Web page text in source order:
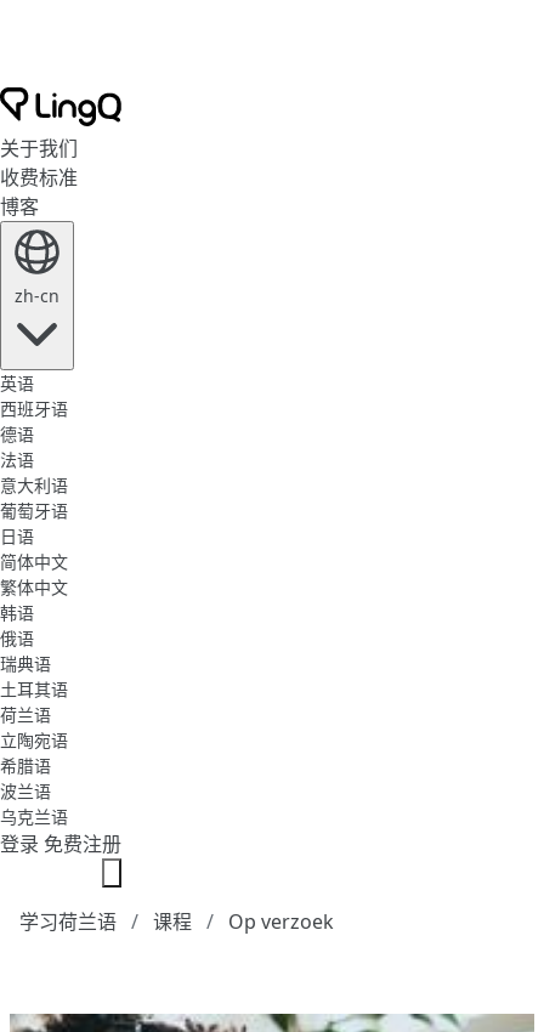
关于我们
收费标准
博客
zh-cn
英语
西班牙语
德语
法语
意大利语
葡萄牙语
日语
简体中文
繁体中文
韩语
俄语
瑞典语
土耳其语
荷兰语
立陶宛语
希腊语
波兰语
乌克兰语
登录 免费注册
学习荷兰语 课程 Op verzoek